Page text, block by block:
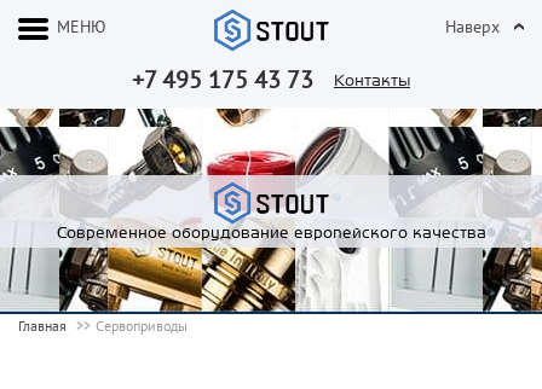
+7 495 175 43 73 Контакты
МЕНЮ Наверх
Современное оборудование европейского качества
Главная Сервоприводы